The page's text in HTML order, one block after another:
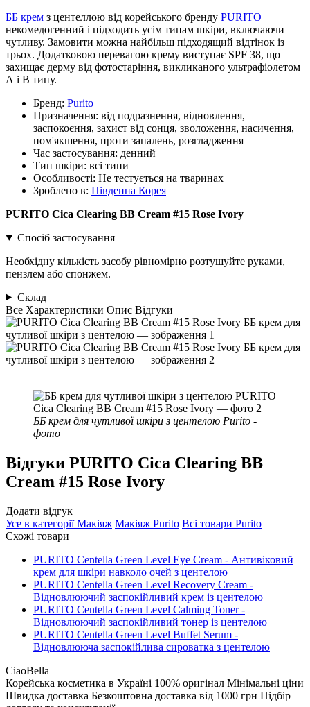
ББ крем з центеллою від корейського бренду PURITO
некомедогенний і підходить усім типам шкіри, включаючи
чутливу. Замовити можна найбільш підходящий відтінок із
трьох. Додатковою перевагою крему виступає SPF 38, що
захищає дерму від фотостаріння, викликаного ультрафіолетом
А і В типу.
Бренд: Purito
Призначення: від подразнення, відновлення,
заспокоєння, захист від сонця, зволоження, насичення,
пом'якшення, проти запалень, розгладження
Час застосування: денний
Тип шкіри: всі типи
Особливості: Не тестується на тваринах
Зроблено в: Південна Корея
PURITO Cica Clearing BB Cream #15 Rose Ivory
Спосіб застосування
Необхідну кількість засобу рівномірно розтушуйте руками,
пензлем або спонжем.
Склад
Все Характеристики Опис Відгуки
ББ крем для чутливої шкіри з центелою Purito -
фото
Відгуки PURITO Cica Clearing BB
Cream #15 Rose Ivory
Додати відгук
Усе в категоріїМакіяж Макіяж Purito Всі товари Purito
Схожі товари
PURITO Centella Green Level Eye Cream - Антивіковий
крем для шкіри навколо очей з центелою
PURITO Centella Green Level Recovery Cream -
Відновлюючий заспокійливий крем із центелою
PURITO Centella Green Level Calming Toner -
Відновлюючий заспокійливий тонер із центелою
PURITO Centella Green Level Buffet Serum -
Відновлююча заспокійлива сироватка з центелою
CiaoBella
Корейська косметика в Україні 100% оригінал Мінімальні ціни
Швидка доставка Безкоштовна доставка від 1000 грн Підбір